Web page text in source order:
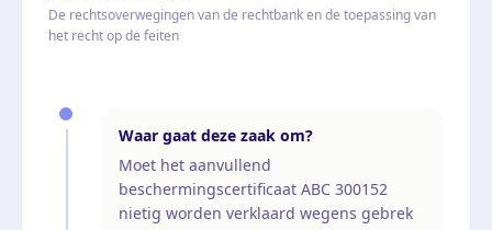
De rechtsoverwegingen van de rechtbank en de toepassing van
het recht op de feiten
Waar gaat deze zaak om?
Moet het aanvullend
beschermingscertificaat ABC 300152
nietig worden verklaard wegens gebrek